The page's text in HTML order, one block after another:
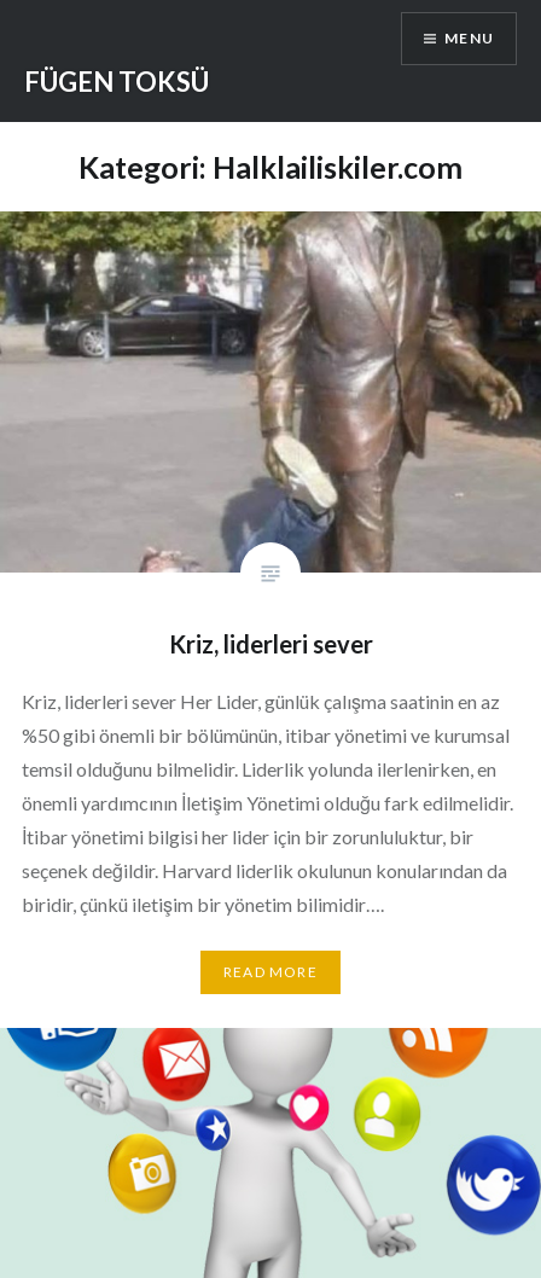
content
FÜGEN TOKSÜ
MENU
Kategori: Halklailiskiler.com
Kriz, liderleri sever
Kriz, liderleri sever Her Lider, günlük çalışma saatinin en az
%50 gibi önemli bir bölümünün, itibar yönetimi ve kurumsal
temsil olduğunu bilmelidir. Liderlik yolunda ilerlenirken, en
önemli yardımcının İletişim Yönetimi olduğu fark edilmelidir.
İtibar yönetimi bilgisi her lider için bir zorunluluktur, bir
seçenek değildir. Harvard liderlik okulunun konularından da
biridir, çünkü iletişim bir yönetim bilimidir….
READ MORE